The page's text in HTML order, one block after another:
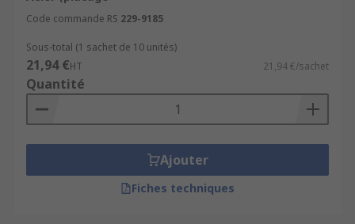
Code commande RS 229-9185
Sous-total (1 sachet de 10 unités)
21,94 €HT 21,94 €/sachet
Quantité
Ajouter
Fiches techniques